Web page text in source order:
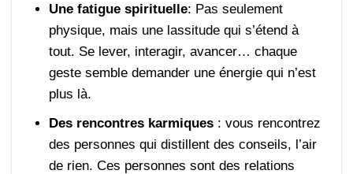
Une fatigue spirituelle: Pas seulement
physique, mais une lassitude qui s’étend à
tout. Se lever, interagir, avancer… chaque
geste semble demander une énergie qui n’est
plus là.
Des rencontres karmiques : vous rencontrez
des personnes qui distillent des conseils, l’air
de rien. Ces personnes sont des relations